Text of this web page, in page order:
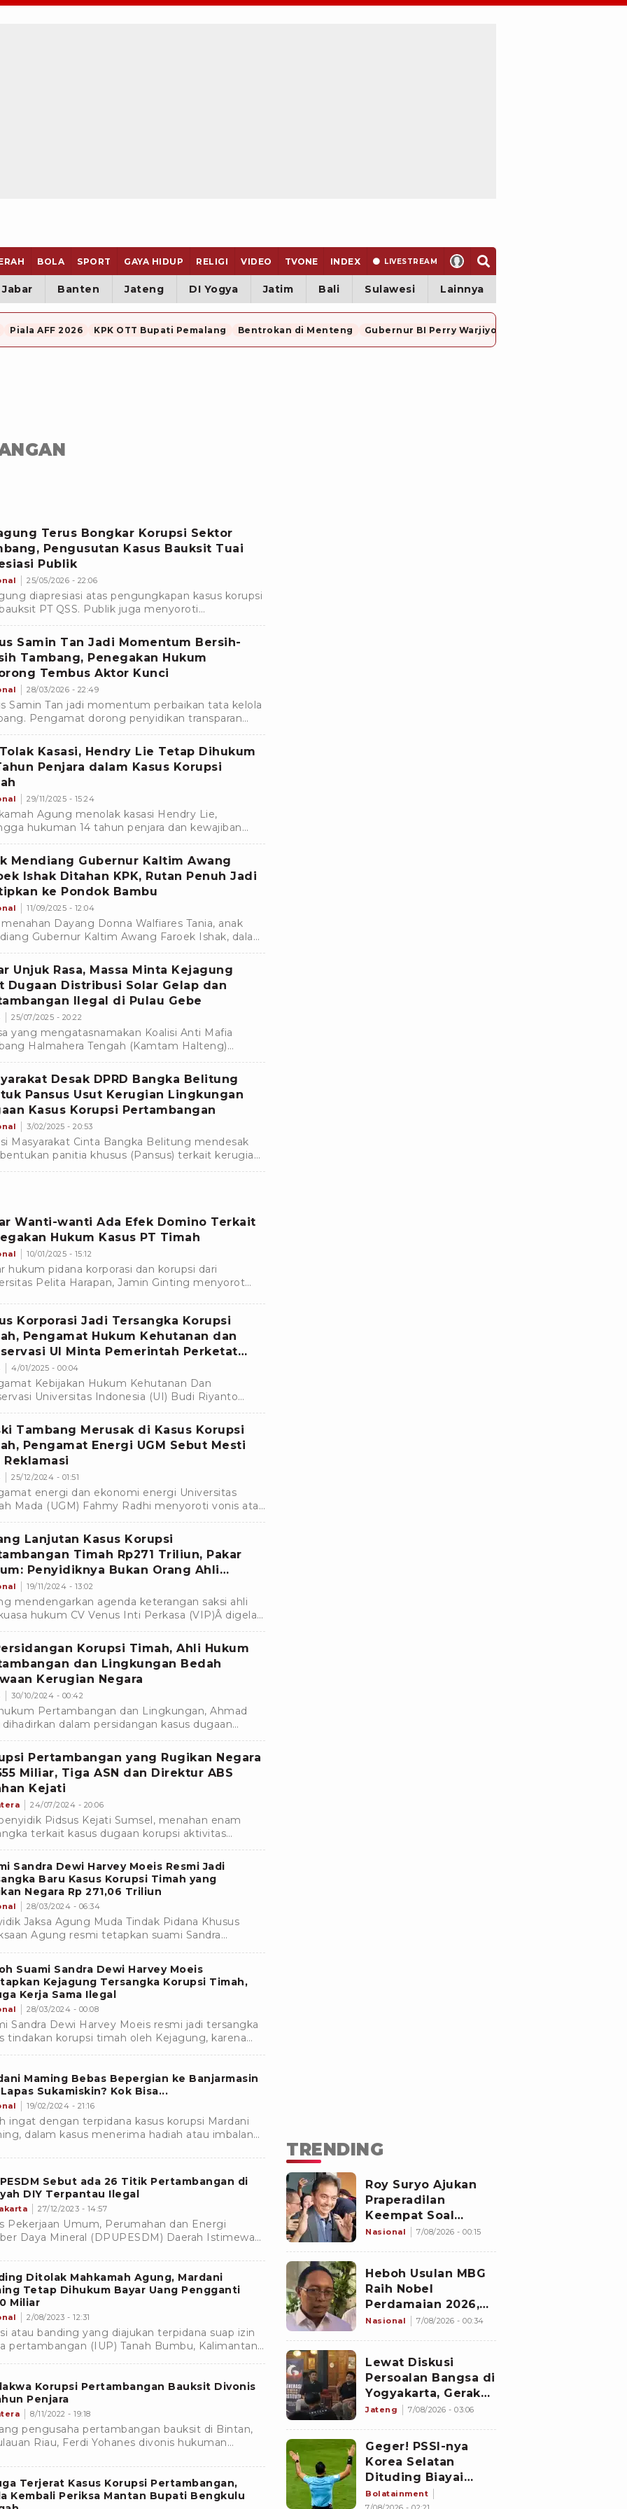
BOLA SPORT GAYA HIDUP RELIGI VIDEO TVONE INDEX LIVESTREAM
Jabar Banten Jateng DI Yogya Jatim Bali Sulawesi Lainnya
Piala AFF 2026 KPK OTT Bupati Pemalang Bentrokan di Menteng Gubernur BI Perry Warjiyo Mundur
Terus Bongkar Korupsi Sektor
Pengusutan Kasus Bauksit Tuai
Publik
25/05/2026 - 22:06
diapresiasi atas pengungkapan kasus korupsi
PT QSS. Publik juga menyoroti
penanganan perkara tambang lainnya.
Samin Tan Jadi Momentum Bersih-
Tambang, Penegakan Hukum
Tembus Aktor Kunci
28/03/2026 - 22:49
Samin Tan jadi momentum perbaikan tata kelola
Pengamat dorong penyidikan transparan
mengungkap peran pihak terkait.
Kasasi, Hendry Lie Tetap Dihukum
Penjara dalam Kasus Korupsi
29/11/2025 - 15:24
Agung menolak kasasi Hendry Lie,
hukuman 14 tahun penjara dan kewajiban
uang pengganti Rp1,05 triliun dalam kasus
timah tetap berlaku.
Mendiang Gubernur Kaltim Awang
Ishak Ditahan KPK, Rutan Penuh Jadi
ke Pondok Bambu
11/09/2025 - 12:04
menahan Dayang Donna Walfiares Tania, anak
Gubernur Kaltim Awang Faroek Ishak, dalam
suap Rp3,5 miliar dan kini dititipkan di Rutan
Bambu.
Unjuk Rasa, Massa Minta Kejagung
Dugaan Distribusi Solar Gelap dan
Ilegal di Pulau Gebe
25/07/2025 - 20:22
yang mengatasnamakan Koalisi Anti Mafia
Halmahera Tengah (Kamtam Halteng)
aksi unjuk rasa di Kejaksaan Agung
pada Jumat (25/7/2025).
Desak DPRD Bangka Belitung
Pansus Usut Kerugian Lingkungan
Kasus Korupsi Pertambangan
3/02/2025 - 20:53
Masyarakat Cinta Bangka Belitung mendesak
panitia khusus (Pansus) terkait kerugian
dampak pertambangan dari kasus dugaan
Wanti-wanti Ada Efek Domino Terkait
Hukum Kasus PT Timah
10/01/2025 - 15:12
hukum pidana korporasi dan korupsi dari
Pelita Harapan, Jamin Ginting menyorot
Korporasi Jadi Tersangka Korupsi
Pengamat Hukum Kehutanan dan
UI Minta Pemerintah Perketat
4/01/2025 - 00:04
Kebijakan Hukum Kehutanan Dan
Universitas Indonesia (UI) Budi Riyanto
pemerintah memperkeat pengawasan
pertambangan.
Tambang Merusak di Kasus Korupsi
Pengamat Energi UGM Sebut Mesti
Reklamasi
25/12/2024 - 01:51
energi dan ekonomi energi Universitas
Mada (UGM) Fahmy Radhi menyoroti vonis atau
majelis hakim terkait perkara dugaan korupsi
Lanjutan Kasus Korupsi
Timah Rp271 Triliun, Pakar
Penyidiknya Bukan Orang Ahli
19/11/2024 - 13:02
mendengarkan agenda keterangan saksi ahli
hukum CV Venus Inti Perkasa (VIP)Â digelar
Tipikor Jakarta, pada Senin (18/11/2024).
Korupsi Timah, Ahli Hukum
dan Lingkungan Bedah
Kerugian Negara
30/10/2024 - 00:42
Pertambangan dan Lingkungan, Ahmad
dihadirkan dalam persidangan kasus dugaan
timah di Pengadilan Tindak Pidana Korupsi
Jakarta Pusat.
Pertambangan yang Rugikan Negara
Miliar, Tiga ASN dan Direktur ABS
Kejati
24/07/2024 - 20:06
Pidsus Kejati Sumsel, menahan enam
terkait kasus dugaan korupsi aktivitas
batubara tahun 2010 - 2014 yang
negara Rp55
Sandra Dewi Harvey Moeis Resmi Jadi
Baru Kasus Korupsi Timah yang
Negara Rp 271,06 Triliun
28/03/2024 - 06:34
Jaksa Agung Muda Tindak Pidana Khusus
Agung resmi tetapkan suami Sandra
korupsi timah.
Suami Sandra Dewi Harvey Moeis
Kejagung Tersangka Korupsi Timah,
Kerja Sama Ilegal
28/03/2024 - 00:08
Sandra Dewi Harvey Moeis resmi jadi tersangka
tindakan korupsi timah oleh Kejagung, karena
Maming Bebas Bepergian ke Banjarmasin
Sukamiskin? Kok Bisa...
19/02/2024 - 21:16
ingat dengan terpidana kasus korupsi Mardani
dalam kasus menerima hadiah atau imbalan
Info terbaru, Maming bebas bepergian dari lapas
ke Banjarmasin.
Sebut ada 26 Titik Pertambangan di
DIY Terpantau Ilegal
27/12/2023 - 14:57
Pekerjaan Umum, Perumahan dan Energi
Daya Mineral (DPUPESDM) Daerah Istimewa
mineral bukan logam dan batuan
di wilayahnya.
Ditolak Mahkamah Agung, Mardani
Tetap Dihukum Bayar Uang Pengganti
Miliar
2/08/2023 - 12:31
atau banding yang diajukan terpidana suap izin
pertambangan (IUP) Tanah Bumbu, Kalimantan
Korupsi Pertambangan Bauksit Divonis
Penjara
8/11/2022 - 19:18
pengusaha pertambangan bauksit di Bintan,
Riau, Ferdi Yohanes divonis hukuman
kurungan
Terjerat Kasus Korupsi Pertambangan,
Kembali Periksa Mantan Bupati Bengkulu
TRENDING
Roy Suryo Ajukan
Praperadilan
Keempat Soal
Status Cekal
Nasional 7/08/2026 - 00:15
Heboh Usulan MBG
Raih Nobel
Perdamaian 2026,
Istana Akhirnya
Nasional 7/08/2026 - 00:34
Lewat Diskusi
Persoalan Bangsa di
Yogyakarta, Gerakan
Iqra Indonesia
Jateng 7/08/2026 - 03:06
Geger! PSSI-nya
Korea Selatan
Dituding Biayai
Hiburan Seks untuk
Bolatainment